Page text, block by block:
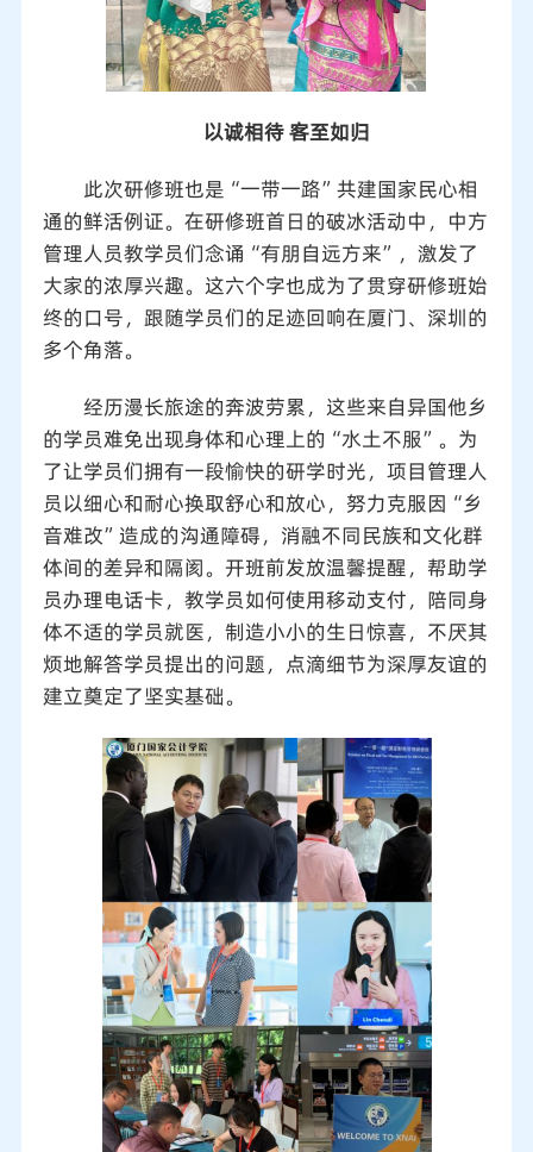
以诚相待 客至如归
此次研修班也是“一带一路”共建国家民心相
通的鲜活例证。在研修班首日的破冰活动中，中方
管理人员教学员们念诵“有朋自远方来”，激发了
大家的浓厚兴趣。这六个字也成为了贯穿研修班始
终的口号，跟随学员们的足迹回响在厦门、深圳的
多个角落。
经历漫长旅途的奔波劳累，这些来自异国他乡
的学员难免出现身体和心理上的“水土不服”。为
了让学员们拥有一段愉快的研学时光，项目管理人
员以细心和耐心换取舒心和放心，努力克服因“乡
音难改”造成的沟通障碍，消融不同民族和文化群
体间的差异和隔阂。开班前发放温馨提醒，帮助学
员办理电话卡，教学员如何使用移动支付，陪同身
体不适的学员就医，制造小小的生日惊喜，不厌其
烦地解答学员提出的问题，点滴细节为深厚友谊的
建立奠定了坚实基础。